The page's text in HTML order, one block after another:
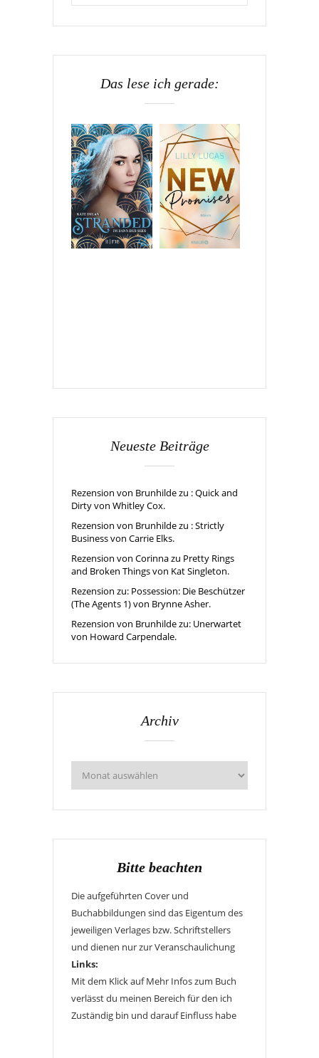
Das lese ich gerade:
Neueste Beiträge
Rezension von Brunhilde zu : Quick and
Dirty von Whitley Cox.
Rezension von Brunhilde zu : Strictly
Business von Carrie Elks.
Rezension von Corinna zu Pretty Rings
and Broken Things von Kat Singleton.
Rezension zu: Possession: Die Beschützer
(The Agents 1) von Brynne Asher.
Rezension von Brunhilde zu: Unerwartet
von Howard Carpendale.
Archiv
Bitte beachten
Die aufgeführten Cover und
Buchabbildungen sind das Eigentum des
jeweiligen Verlages bzw. Schriftstellers
und dienen nur zur Veranschaulichung
Links:
Mit dem Klick auf Mehr Infos zum Buch
verlässt du meinen Bereich für den ich
Zuständig bin und darauf Einfluss habe